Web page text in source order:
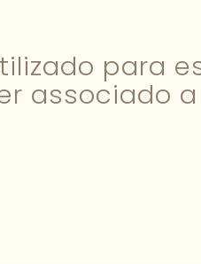
para
associado